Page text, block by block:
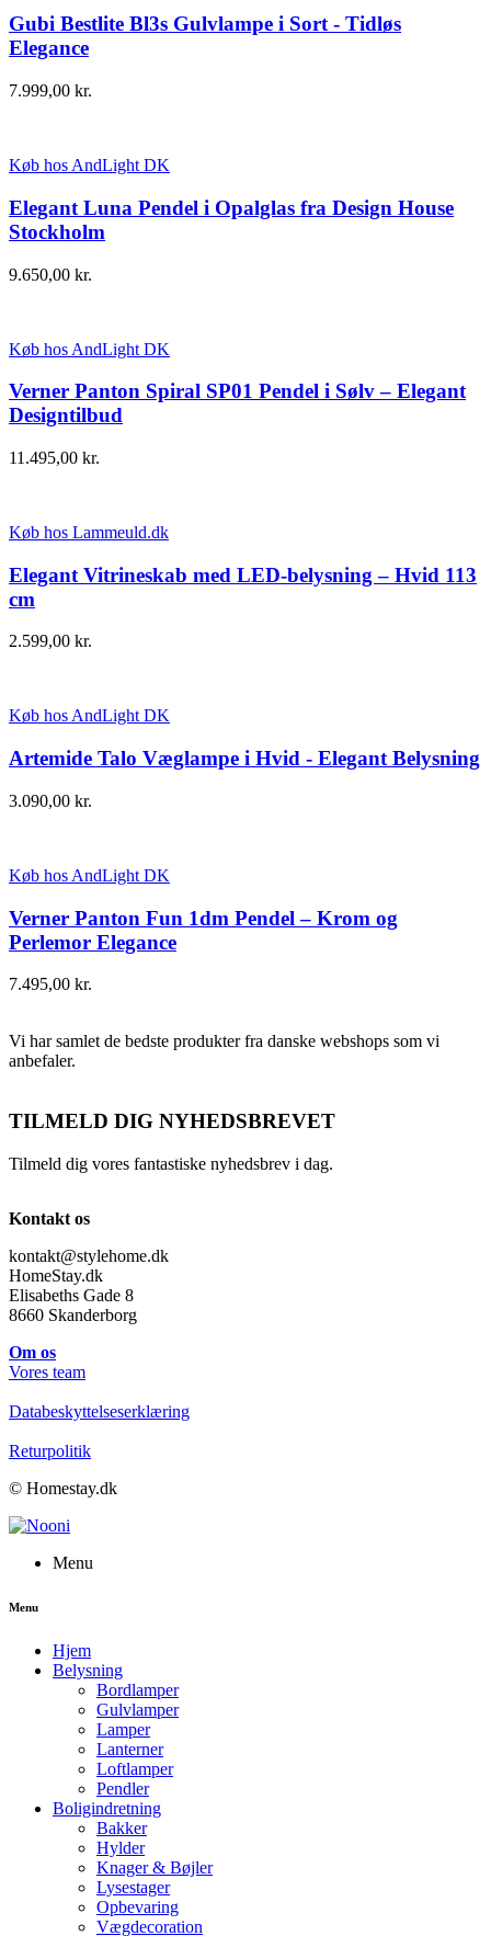
Gubi Bestlite Bl3s Gulvlampe i Sort - Tidløs
Elegance
7.999,00 kr.
Køb hos AndLight DK
Elegant Luna Pendel i Opalglas fra Design House
Stockholm
9.650,00 kr.
Køb hos AndLight DK
Verner Panton Spiral SP01 Pendel i Sølv – Elegant
Designtilbud
11.495,00 kr.
Køb hos Lammeuld.dk
Elegant Vitrineskab med LED-belysning – Hvid 113
cm
2.599,00 kr.
Køb hos AndLight DK
Artemide Talo Væglampe i Hvid - Elegant Belysning
3.090,00 kr.
Køb hos AndLight DK
Verner Panton Fun 1dm Pendel – Krom og
Perlemor Elegance
7.495,00 kr.
Vi har samlet de bedste produkter fra danske webshops som vi
anbefaler.
TILMELD DIG NYHEDSBREVET
Tilmeld dig vores fantastiske nyhedsbrev i dag.
Kontakt os
kontakt@stylehome.dk
HomeStay.dk
Elisabeths Gade 8
8660 Skanderborg
Om os
Vores team
Databeskyttelseserklæring
Returpolitik
© Homestay.dk
Menu
Menu
Hjem
Belysning
Bordlamper
Gulvlamper
Lamper
Lanterner
Loftlamper
Pendler
Boligindretning
Bakker
Hylder
Knager & Bøjler
Lysestager
Opbevaring
Vægdecoration